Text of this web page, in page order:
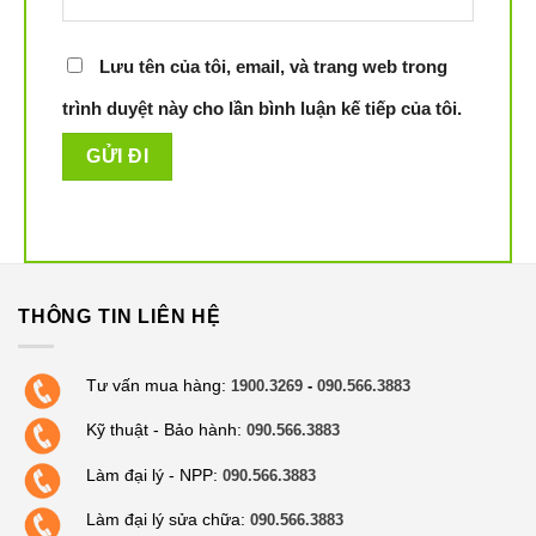
tường thường là khu vực khó làm sạch. Bạn có thể sử
dụng chế độ Edge mode để robot men theo đường
cạnh tường làm sạch tốt nhất.
Lưu tên của tôi, email, và trang web trong
trình duyệt này cho lần bình luận kế tiếp của tôi.
THÔNG TIN LIÊN HỆ
Tư vấn mua hàng: 1900.3269 -090.566.3883
Kỹ thuật - Bảo hành: 090.566.3883
Làm đại lý - NPP: 090.566.3883
Làm đại lý sửa chữa: 090.566.3883